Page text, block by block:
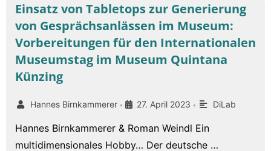
Einsatz von Tabletops zur Generierung
von Gesprächsanlässen im Museum:
Vorbereitungen für den Internationalen
Museumstag im Museum Quintana
Künzing
Hannes Birnkammerer • 27. April 2023 • DiLab
Hannes Birnkammerer & Roman Weindl Ein
multidimensionales Hobby… Der deutsche …